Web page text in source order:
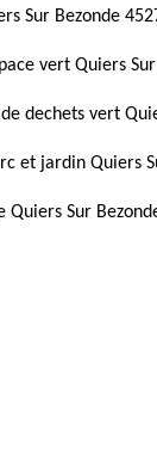
Sur Bezonde
vert Quiers
dechets vert
et jardin Quiers
Quiers Sur